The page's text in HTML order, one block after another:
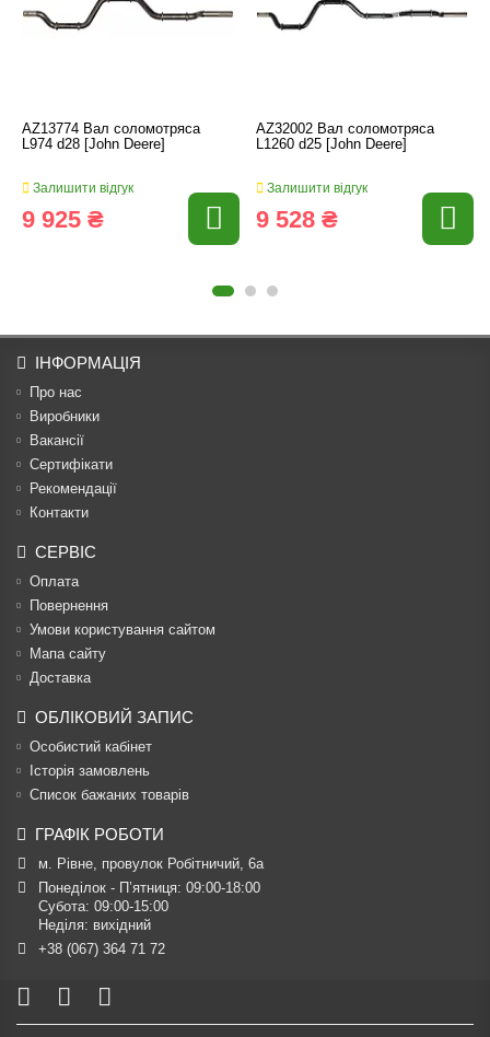
AZ13774 Вал соломотряса
L974 d28 [John Deere]
Залишити відгук
9 925 ₴
AZ32002 Вал соломотряса
L1260 d25 [John Deere]
Залишити відгук
9 528 ₴
ІНФОРМАЦІЯ
Про нас
Виробники
Вакансії
Сертифікати
Рекомендації
Контакти
СЕРВІС
Оплата
Повернення
Умови користування сайтом
Мапа сайту
Доставка
ОБЛІКОВИЙ ЗАПИС
Особистий кабінет
Історія замовлень
Список бажаних товарів
ГРАФІК РОБОТИ
м. Рівне, провулок Робітничий, 6а
Понеділок - П’ятниця: 09:00-18:00
Субота: 09:00-15:00
Неділя: вихідний
+38 (067) 364 71 72